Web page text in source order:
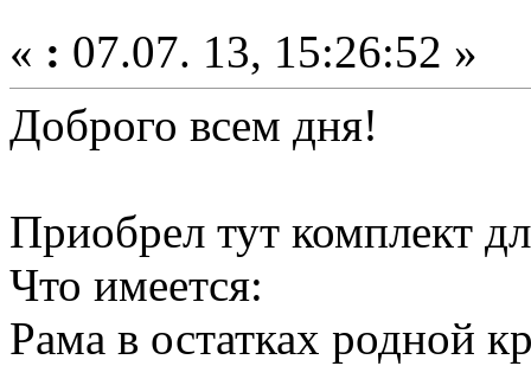
« : 07.07. 13, 15:26:52 »
Доброго всем дня!
Приобрел тут комплект
Что имеется:
Рама в остатках родной